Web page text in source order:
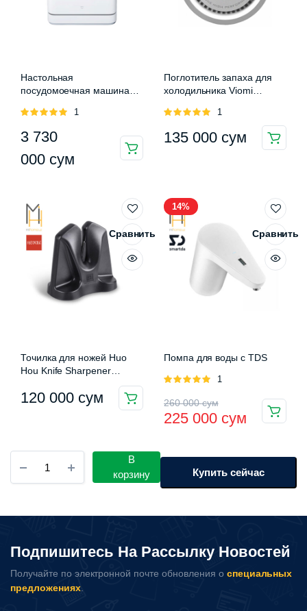
Настольная
посудомоечная машина
Dishwasher
Оценка
1
3 730
000 сум
Поглотитель запаха для
холодильника Viomi
deodorant filterОценка
1
135 000 сум
Сравнить
Точилка для ножей Huo
Hou Knife Sharpener
120 000 сум
14%
Сравнить
Помпа для воды с TDS
Оценка
1
260 000сум
Первоначальная
цена
000 сум.
225 000 сум
Текущая
цена:
000 сум.
кофемашина
Xiaomi
S1
(CMC001)
количество
В
корзину
Купить сейчас
Подпишитесь На Рассылку Новостей
Получайте по электронной почте обновления о специальных
предложениях.